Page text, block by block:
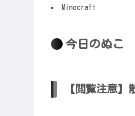
Minecraft
今日のぬこ
【閲覧注意